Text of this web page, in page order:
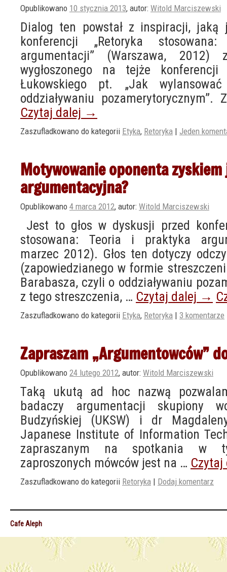
Opublikowano 10 stycznia 2013, autor: Witold Marciszewski
Dialog ten powstał z inspiracji, jaką
konferencji „Retoryka
argumentacji” (Warszawa,
wygłoszonego na tejże
Łukowskiego pt. „Jak
oddziaływaniu pozamerytorycznym”.
Czytaj dalej →
Zaszufladkowano do kategorii Etyka, Retoryka | Jeden
Motywowanie oponenta
argumentacyjna?
Opublikowano 4 marca 2012, autor: Witold Marciszewski
Jest to głos w dyskusji przed
stosowana: Teoria i praktyka
marzec 2012). Głos ten dotyczy
(zapowiedzianego w formie
Barabasza, czyli o oddziaływaniu
z tego streszczenia, … Czytaj dalej →
Zaszufladkowano do kategorii Etyka, Retoryka | 3 komentarze
Zapraszam „Argumentowców”
Opublikowano 24 lutego 2012, autor: Witold Marciszewski
Taką ukutą ad hoc nazwą
badaczy argumentacji skupiony
Budzyńskiej (UKSW) i dr
Japanese Institute of Information
zapraszanym na spotkania w
zaproszonych mówców jest na …
Zaszufladkowano do kategorii Retoryka | Dodaj komentarz
Cafe Aleph